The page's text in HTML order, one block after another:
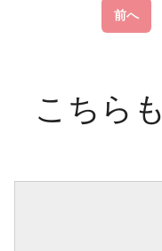
前へ
こちら